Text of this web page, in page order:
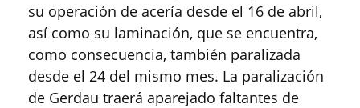
su operación de acería desde el 16 de abril,
así como su laminación, que se encuentra,
como consecuencia, también paralizada
desde el 24 del mismo mes. La paralización
de Gerdau traerá aparejado faltantes de